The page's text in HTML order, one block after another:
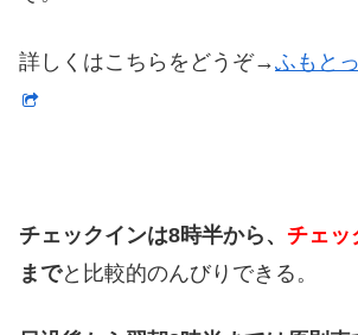
詳しくはこちらをどうぞ→ふもと
チェックインは8時半から、 チェッ
までと比較的のんびりできる。